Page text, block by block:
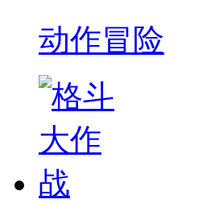
动作冒险